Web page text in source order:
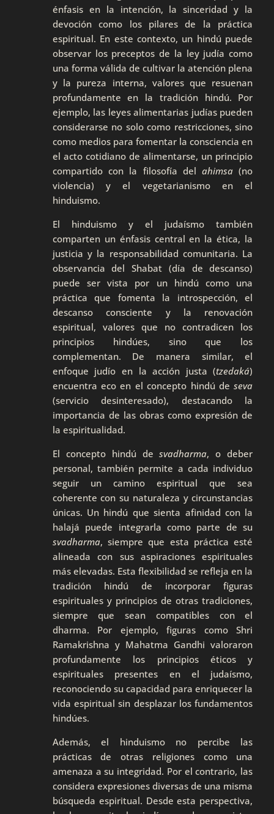
énfasis en la intención, la sinceridad y la
devoción como los pilares de la práctica
espiritual. En este contexto, un hindú puede
observar los preceptos de la ley judía como
una forma válida de cultivar la atención plena
y la pureza interna, valores que resuenan
profundamente en la tradición hindú. Por
ejemplo, las leyes alimentarias judías pueden
considerarse no solo como restricciones, sino
como medios para fomentar la consciencia en
el acto cotidiano de alimentarse, un principio
compartido con la filosofía del ahimsa(no
violencia) y el vegetarianismo en el
hinduismo.
El hinduismo y el judaísmo también
comparten un énfasis central en la ética, la
justicia y la responsabilidad comunitaria. La
observancia del Shabat (día de descanso)
puede ser vista por un hindú como una
práctica que fomenta la introspección, el
descanso consciente y la renovación
espiritual, valores que no contradicen los
principios hindúes, sino que los
complementan. De manera similar, el
enfoque judío en la acción justa (tzedaká)
encuentra eco en el concepto hindú deseva
(servicio desinteresado), destacando la
importancia de las obras como expresión de
la espiritualidad.
El concepto hindú desvadharma, o deber
personal, también permite a cada individuo
seguir un camino espiritual que sea
coherente con su naturaleza y circunstancias
únicas. Un hindú que sienta afinidad con la
halajá puede integrarla como parte de su
svadharma, siempre que esta práctica esté
alineada con sus aspiraciones espirituales
más elevadas. Esta flexibilidad se refleja en la
tradición hindú de incorporar figuras
espirituales y principios de otras tradiciones,
siempre que sean compatibles con el
dharma. Por ejemplo, figuras como Shri
Ramakrishna y Mahatma Gandhi valoraron
profundamente los principios éticos y
espirituales presentes en el judaísmo,
reconociendo su capacidad para enriquecer la
vida espiritual sin desplazar los fundamentos
hindúes.
Además, el hinduismo no percibe las
prácticas de otras religiones como una
amenaza a su integridad. Por el contrario, las
considera expresiones diversas de una misma
búsqueda espiritual. Desde esta perspectiva,